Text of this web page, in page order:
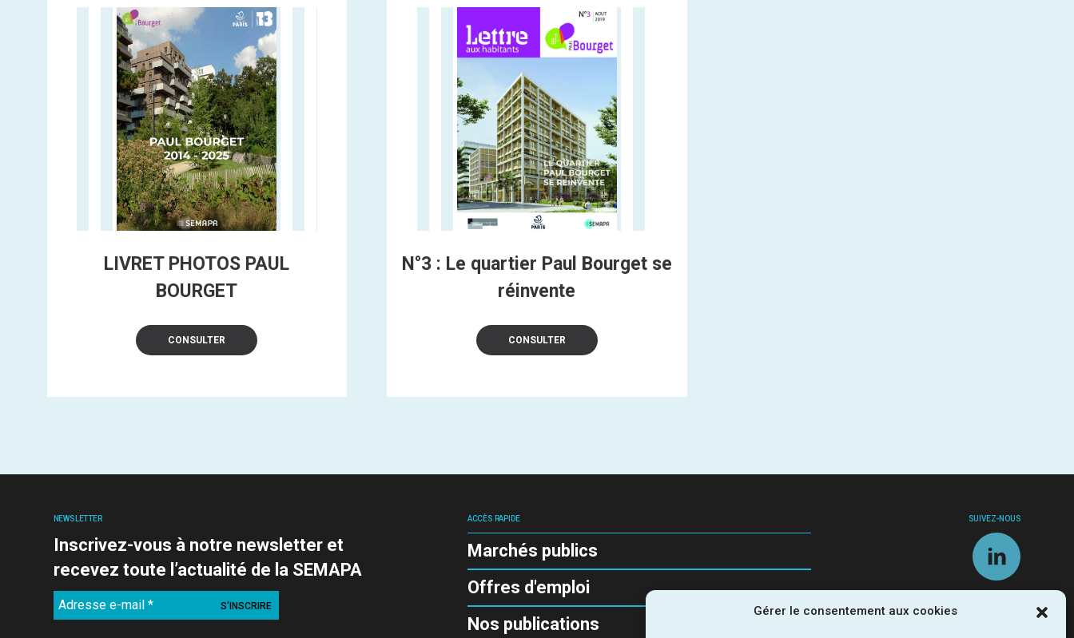
Gérer le consentement aux cookies
LIVRET PHOTOS PAUL
BOURGET
CONSULTER
N°3 : Le quartier Paul Bourget se
réinvente
CONSULTER
NEWSLETTER
Inscrivez-vous à notre newsletter et
recevez toute l’actualité de la SEMAPA
ACCÈS RAPIDE
Marchés publics
Offres d'emploi
Nos publications
SUIVEZ-NOUS